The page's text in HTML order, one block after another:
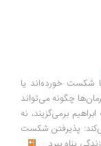
یا
می‌تواند
نه
شکست